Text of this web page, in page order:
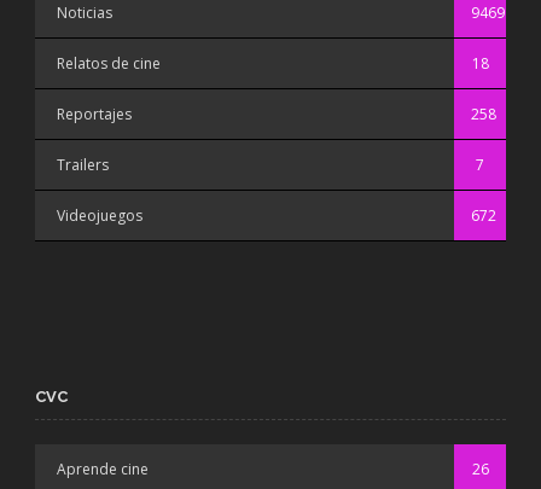
Noticias 9469
Relatos de cine 18
Reportajes 258
Trailers 7
Videojuegos 672
CVC
Aprende cine 26